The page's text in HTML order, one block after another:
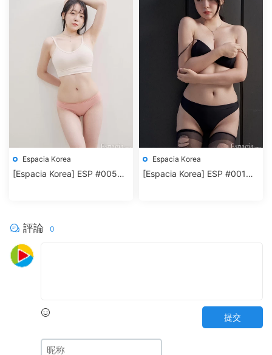
Espacia Korea
[Espacia Korea] ESP #005
Espacia Korea
[Espacia Korea] ESP #001
評論 0
提交